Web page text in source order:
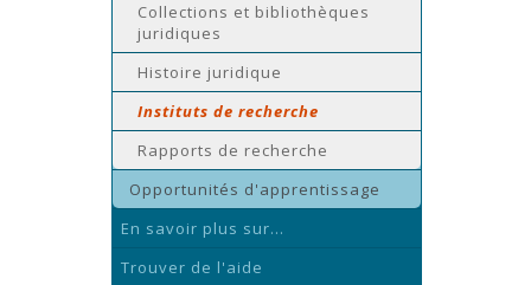
Collections et bibliothèques
juridiques
Histoire juridique
Instituts de recherche
Rapports de recherche
Opportunités d'apprentissage
En savoir plus sur...
Trouver de l'aide